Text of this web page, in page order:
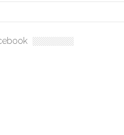
are nevoie de ajutorul nostru!